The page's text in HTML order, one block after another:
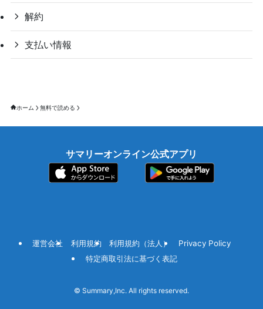
解約
支払い情報
ホーム 無料で読める
サマリーオンライン公式アプリ
運営会社 利用規約 利用規約（法人）
Privacy Policy
特定商取引法に基づく表記
© Summary,Inc. All rights reserved.